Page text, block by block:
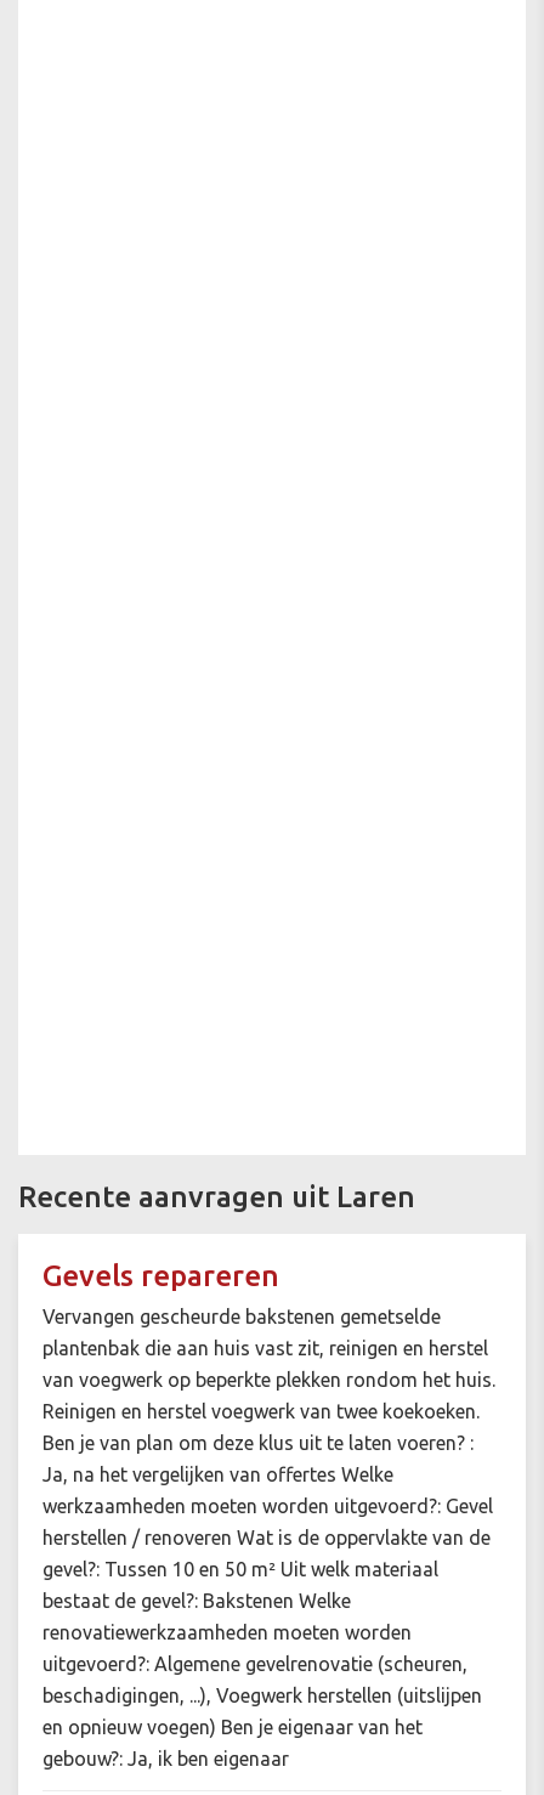
Recente aanvragen uit Laren
Gevels repareren
Vervangen gescheurde bakstenen gemetselde
plantenbak die aan huis vast zit, reinigen en herstel
van voegwerk op beperkte plekken rondom het huis.
Reinigen en herstel voegwerk van twee koekoeken.
Ben je van plan om deze klus uit te laten voeren? :
Ja, na het vergelijken van offertes Welke
werkzaamheden moeten worden uitgevoerd?: Gevel
herstellen / renoveren Wat is de oppervlakte van de
gevel?: Tussen 10 en 50 m² Uit welk materiaal
bestaat de gevel?: Bakstenen Welke
renovatiewerkzaamheden moeten worden
uitgevoerd?: Algemene gevelrenovatie (scheuren,
beschadigingen, ...), Voegwerk herstellen (uitslijpen
en opnieuw voegen) Ben je eigenaar van het
gebouw?: Ja, ik ben eigenaar